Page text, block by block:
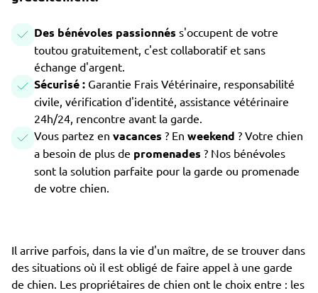
Des bénévoles passionnés s'occupent de votre
toutou gratuitement, c'est collaboratif et sans
échange d'argent.
Sécurisé : Garantie Frais Vétérinaire, responsabilité
civile, vérification d'identité, assistance vétérinaire
24h/24, rencontre avant la garde.
Vous partez en vacances ? En weekend ? Votre chien
a besoin de plus de promenades ? Nos bénévoles
sont la solution parfaite pour la garde ou promenade
de votre chien.
Il arrive parfois, dans la vie d'un maître, de se trouver dans
des situations où il est obligé de faire appel à une garde
de chien. Les propriétaires de chien ont le choix entre : les